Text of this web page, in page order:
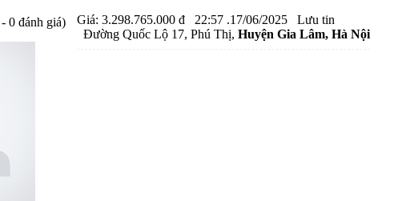
0 đánh giá) Giá:3.298.765.000 đ 22:57 .17/06/2025
Lưu tin
Đường Quốc Lộ 17, Phú Thị,Huyện Gia Lâm, Hà Nội